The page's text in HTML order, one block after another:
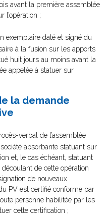
avant la première assemblée
l’opération ;
exemplaire daté et signé du
à la fusion sur les apports
huit jours au moins avant la
appelée à statuer sur
la demande
verbal de l’assemblée
absorbante statuant sur
et, le cas échéant, statuant
de cette opération
de nouveaux
PV est certifié conforme par
personne habilitée par les
cette certification ;